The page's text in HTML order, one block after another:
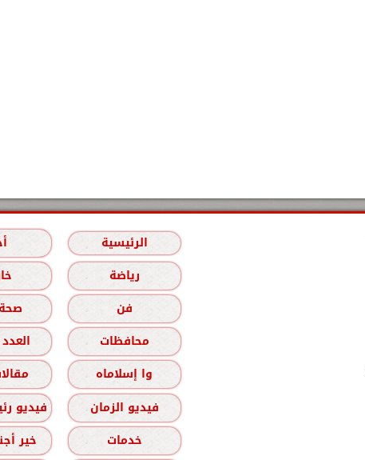
الرئيسية
رياضة
فن
محافظات
وا إسلاماه
فيديو الزمان
فيديو
خدمات
خير